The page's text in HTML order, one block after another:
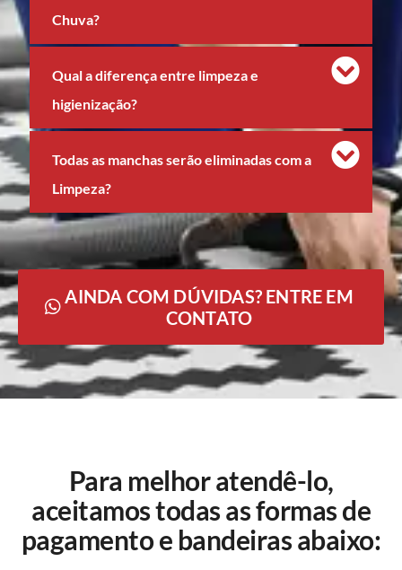
Chuva?
Qual a diferença entre limpeza e
higienização?
Todas as manchas serão eliminadas com a
Limpeza?
AINDA COM DÚVIDAS? ENTRE EM
CONTATO
Para melhor atendê-lo,
aceitamos todas as formas de
pagamento e bandeiras abaixo: